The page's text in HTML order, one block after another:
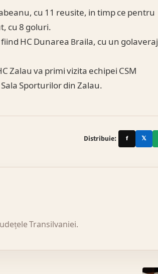
cu 11 reusite, in timp ce pentru
cu 8 goluri.
HC Dunarea Braila, cu un golaveraj
Zalau va primi vizita echipei CSM
Sporturilor din Zalau.
Distribuie: f 𝕏
Transilvaniei.